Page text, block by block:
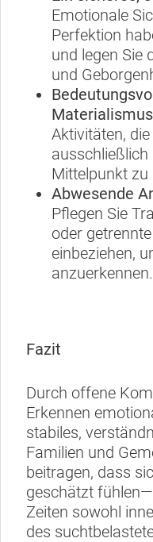
Emotionale
Perfektion
und legen Sie
und
Aktivitäten,
ausschließlich
Mittelpunkt zu
Abwesende
Pflegen Sie
oder
einbeziehen,
anzuerkennen.
Fazit
Durch offene
Erkennen
stabiles,
Familien und
beitragen, dass
geschätzt
Zeiten sowohl
des